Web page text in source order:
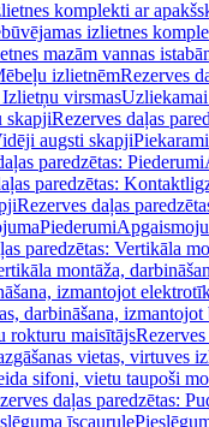
komplekti ar
izlietnes
mazām vannas
izlietnēmRezerves
Izlietņu virsmas
skapjiRezerves daļas
augsti skapji
paredzētas: Piederumi
paredzētas:
Rezerves daļas
Piederumi
paredzētas: Vertikāla
montāža,
izmantojot
darbināšana, izmantojot
rokturu maisītājs
vietas, virtuves
sifoni, vietu taupoši
daļas paredzētas:
īscaurule